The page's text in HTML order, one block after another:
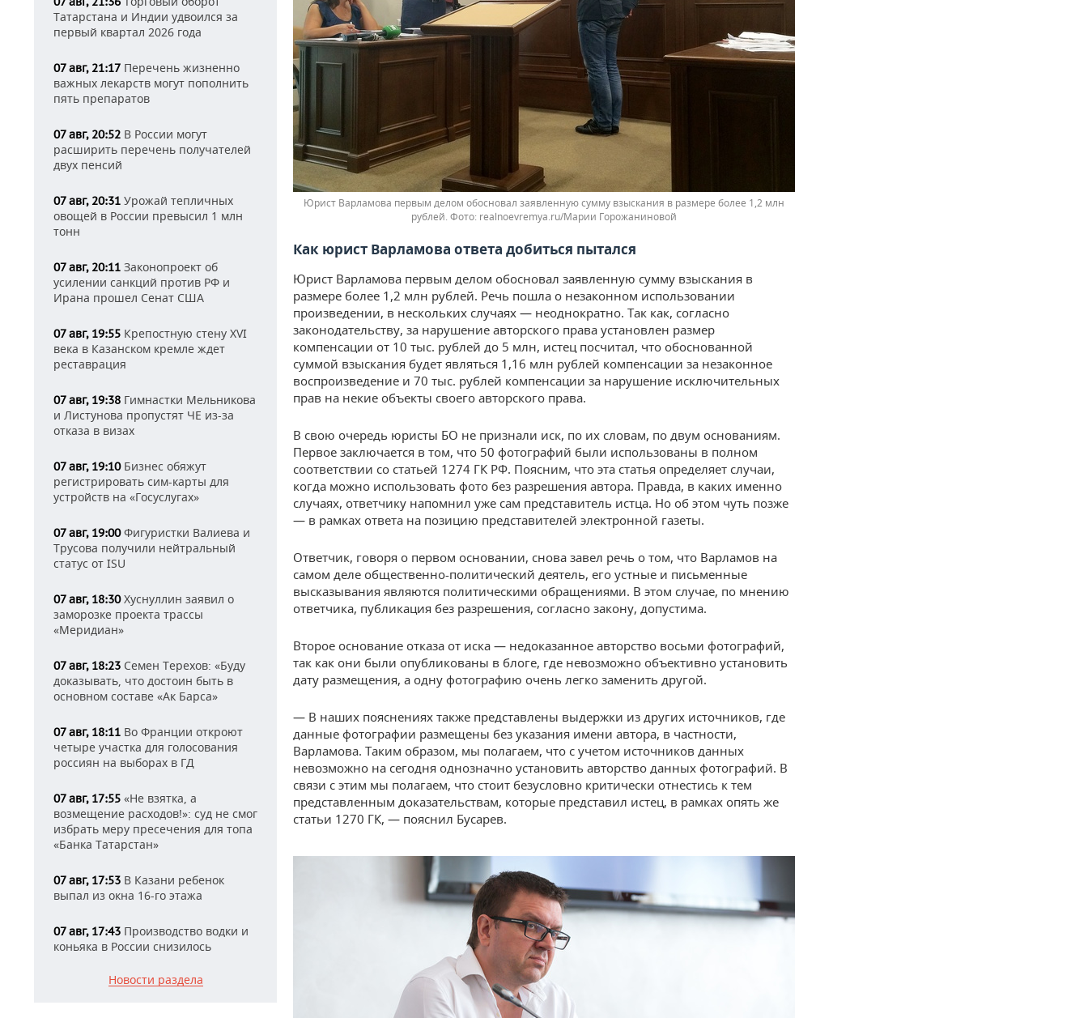
Татарстана и Индии удвоился за
первый квартал 2026 года
07 авг, 21:17 Перечень жизненно
важных лекарств могут пополнить
пять препаратов
07 авг, 20:52 В России могут
расширить перечень получателей
двух пенсий
07 авг, 20:31 Урожай тепличных
овощей в России превысил 1 млн
тонн
07 авг, 20:11 Законопроект об
усилении санкций против РФ и
Ирана прошел Сенат США
07 авг, 19:55 Крепостную стену XVI
века в Казанском кремле ждет
реставрация
07 авг, 19:38 Гимнастки Мельникова
и Листунова пропустят ЧЕ из-за
отказа в визах
07 авг, 19:10Бизнес обяжут
регистрировать сим-карты для
устройств на «Госуслугах»
07 авг, 19:00Фигуристки Валиева и
Трусова получили нейтральный
статус от ISU
07 авг, 18:30Хуснуллин заявил о
заморозке проекта трассы
«Меридиан»
07 авг, 18:23 Семен Терехов: «Буду
доказывать, что достоин быть в
основном составе «Ак Барса»
07 авг, 18:11 Во Франции откроют
четыре участка для голосования
россиян на выборах в ГД
07 авг, 17:55 «Не взятка, а
возмещение расходов!»: суд не смог
избрать меру пресечения для топа
«Банка Татарстан»
07 авг, 17:53 В Казани ребенок
выпал из окна 16-го этажа
07 авг, 17:43 Производство водки и
коньяка в России снизилось
Новости раздела
Юрист Варламова первым делом обосновал заявленную сумму взыскания в размере более 1,2 млн
рублей.
realnoevremya.ru/Марии Горожаниновой
Как юрист Варламова ответа добиться пытался
Юрист Варламова первым делом обосновал заявленную сумму взыскания в
размере более 1,2 млн рублей. Речь пошла о незаконном использовании
произведении, в нескольких случаях — неоднократно. Так как, согласно
законодательству, за нарушение авторского права установлен размер
компенсации от 10 тыс. рублей до 5 млн, истец посчитал, что обоснованной
суммой взыскания будет являться 1,16 млн рублей компенсации за незаконное
воспроизведение и 70 тыс. рублей компенсации за нарушение исключительных
прав на некие объекты своего авторского права.
В свою очередь юристы БО не признали иск, по их словам, по двум основаниям.
Первое заключается в том, что 50 фотографий были использованы в полном
соответствии со статьей 1274 ГК РФ. Поясним, что эта статья определяет случаи,
когда можно использовать фото без разрешения автора. Правда, в каких именно
случаях, ответчику напомнил уже сам представитель истца. Но об этом чуть позже
— в рамках ответа на позицию представителей электронной газеты.
Ответчик, говоря о первом основании, снова завел речь о том, что Варламов на
самом деле общественно-политический деятель, его устные и письменные
высказывания являются политическими обращениями. В этом случае, по мнению
ответчика, публикация без разрешения, согласно закону, допустима.
Второе основание отказа от иска — недоказанное авторство восьми фотографий,
так как они были опубликованы в блоге, где невозможно объективно установить
дату размещения, а одну фотографию очень легко заменить другой.
— В наших пояснениях также представлены выдержки из других источников, где
данные фотографии размещены без указания имени автора, в частности,
Варламова. Таким образом, мы полагаем, что с учетом источников данных
невозможно на сегодня однозначно установить авторство данных фотографий. В
связи с этим мы полагаем, что стоит безусловно критически отнестись к тем
представленным доказательствам, которые представил истец, в рамках опять же
статьи 1270 ГК, — пояснил Бусарев.